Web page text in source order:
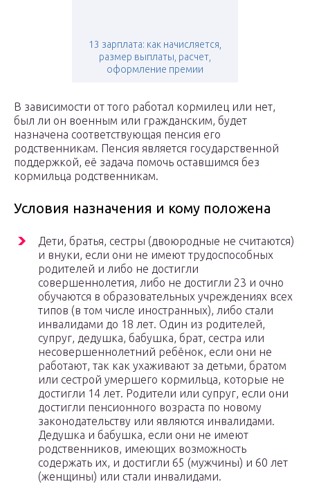
13 зарплата: как начисляется,
размер выплаты, расчет,
оформление премии
В зависимости от того работал кормилец или нет,
был ли он военным или гражданским, будет
назначена соответствующая пенсия его
родственникам. Пенсия является государственной
поддержкой, её задача помочь оставшимся без
кормильца родственникам.
Условия назначения и кому положена
Дети, братья, сестры (двоюродные не считаются)
и внуки, если они не имеют трудоспособных
родителей и либо не достигли
совершеннолетия, либо не достигли 23 и очно
обучаются в образовательных учреждениях всех
типов (в том числе иностранных), либо стали
инвалидами до 18 лет. Один из родителей,
супруг, дедушка, бабушка, брат, сестра или
несовершеннолетний ребёнок, если они не
работают, так как ухаживают за детьми, братом
или сестрой умершего кормильца, которые не
достигли 14 лет. Родители или супруг, если они
достигли пенсионного возраста по новому
законодательству или являются инвалидами.
Дедушка и бабушка, если они не имеют
родственников, имеющих возможность
содержать их, и достигли 65 (мужчины) и 60 лет
(женщины) или стали инвалидами.